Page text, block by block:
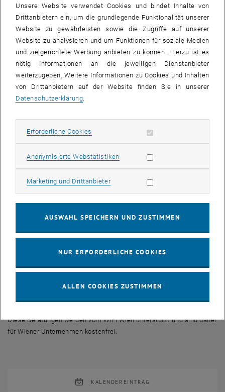
Subseiten von
Subseiten von
Der Blick in den interatomaren Aufbau von Materialien ermöglicht
beispielsweise Korrosionsanalysen, Spannungs- und
Texturmessungen oder microstrukturelle Analysen von
Schichtabfolgen in elektronischen Bauteilen. Man kann kristalline
Pulver genauso untersuchen wie dünne Schichten, Nanostrukturen
ebenso wie größere, massive Objekte.
Metalle, Keramiken, Halb- und Supraleiter, Thermoelektrika,
Methoden hinsichtlich ihres interatomaren Aufbaus analysiert
werden.
Beispiele aus den Untersuchungen des X-Ray-Centers:
• Eigenspannungsanalyse von Bauteilen zur Materialprüfung unter
Einsatzbedingungen und Schadensfällen: z.B. Zahnradbelastungen
in Getrieben, Sägeblättern,…
Phasenanteilsänderungen in kristallinen Proben, die z. B. bei
Wärmebehandlungen auftreten
Schichtdicken- und Rauhigkeitsbestimmungen
• Korrosionsanalysen an Kunstgegenständen und technologische
Diese Beratungen werden vom WIFI Wien unterstützt und sind daher
für Wiener Unternehmen kostenfrei.
KALENDEREINTRAG
Unsere Website verwendet Cookies und bindet Inhalte von
Drittanbietern ein, um die grundlegende Funktionalität unserer
Website zu gewährleisten sowie die Zugriffe auf unserer
Website zu analysieren und um Funktionen für soziale Medien
und zielgerichtete Werbung anbieten zu können. Hierzu ist es
nötig Informationen an die jeweiligen Dienstanbieter
weiterzugeben. Weitere Informationen zu Cookies und Inhalten
von Drittanbietern auf der Website finden Sie in unserer
Datenschutzerklärung
Erforderliche Cookies Erforderliche Cookies zulassen
Anonymisierte WebstatistikenStatistik Cookies zulassen
Marketing und DrittanbieterMarketing Cookies zulassen
AUSWAHL SPEICHERN UND ZUSTIMMEN
NUR ERFORDERLICHE COOKIES
ALLEN COOKIES ZUSTIMMEN